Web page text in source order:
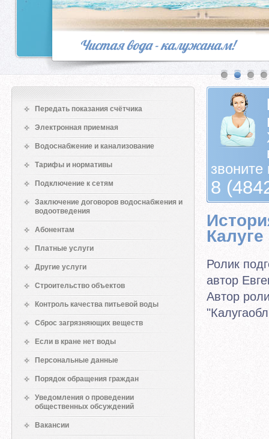
Чистая вода - калужанам!
Передать показания счётчика
Электронная приемная
Водоснабжение и канализование
Тарифы и нормативы
Подключение к сетям
Заключение договоров водоснабжения и
водоотведения
Абонентам
Платные услуги
Другие услуги
Строительство объектов
Контроль качества питьевой воды
Сброс загрязняющих веществ
Если в кране нет воды
Персональные данные
Порядок обращения граждан
Уведомления о проведении
общественных обсуждений
Вакансии
звоните
8
Калуге
Ролик
автор
Автор